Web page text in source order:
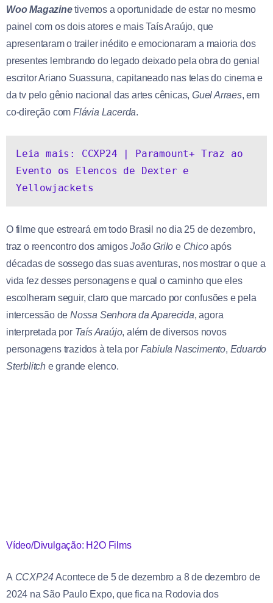
Woo Magazinetivemos a oportunidade de estar no mesmo
painel com os dois atores e mais Taís Araújo, que
apresentaram o trailer inédito e emocionaram a maioria dos
presentes lembrando do legado deixado pela obra do genial
escritor Ariano Suassuna, capitaneado nas telas do cinema e
da tv pelo gênio nacional das artes cênicas, Guel Arraes, em
co-direção comFlávia Lacerda.
Leia mais: CCXP24 | Paramount+ Traz ao
Evento os Elencos de Dexter e
Yellowjackets
O filme que estreará em todo Brasil no dia 25 de dezembro,
traz o reencontro dos amigosJoão Grilo e Chicoapós
décadas de sossego das suas aventuras, nos mostrar o que a
vida fez desses personagens e qual o caminho que eles
escolheram seguir, claro que marcado por confusões e pela
intercessão deNossa Senhora da Aparecida, agora
interpretada por Taís Araújo, além de diversos novos
personagens trazidos à tela por Fabiula Nascimento, Eduardo
Sterblitch e grande elenco.
Vídeo/Divulgação: H2O Films
A CCXP24Acontece de 5 de dezembro a 8 de dezembro de
2024 na São Paulo Expo, que fica na Rodovia dos